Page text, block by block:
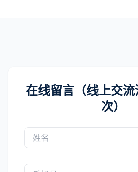
在线留言（线上交
次）